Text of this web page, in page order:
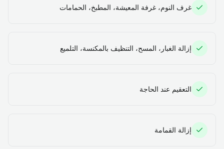
غرف النوم، غرفة المعيشة، المطبخ، الحمامات
إزالة الغبار، المسح، التنظيف بالمكنسة، التلميع
التعقيم عند الحاجة
إزالة القمامة